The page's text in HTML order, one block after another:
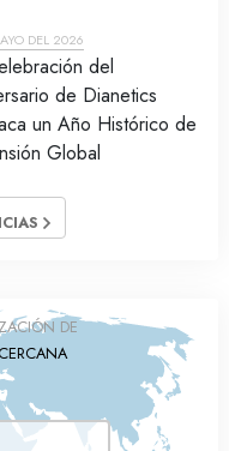
DEL 2026
del
de Dianetics
un Año Histórico de
Global
DE